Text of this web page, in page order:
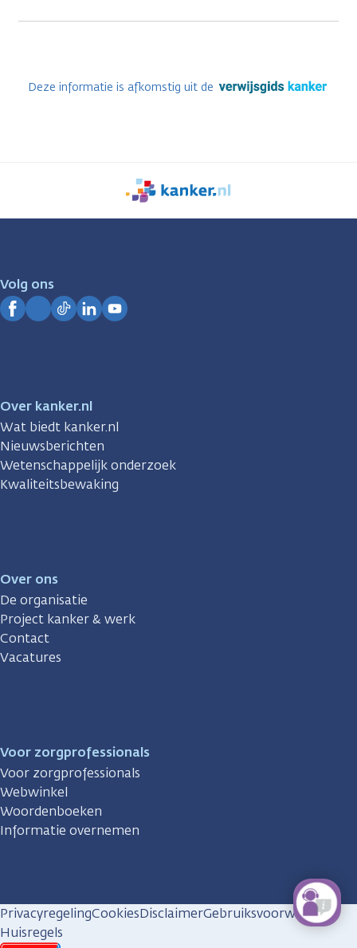
Deze informatie is afkomstig uit de
We
zijn
Volg ons
Over kanker.nl
Wat biedt kanker.nl
Nieuwsberichten
Wetenschappelijk onderzoek
Kwaliteitsbewaking
Over ons
De organisatie
Project kanker & werk
Contact
Vacatures
Voor zorgprofessionals
Voor zorgprofessionals
Webwinkel
Woordenboeken
Informatie overnemen
PrivacyregelingCookiesDisclaimerGebruiksvoorwaarden
Huisregels